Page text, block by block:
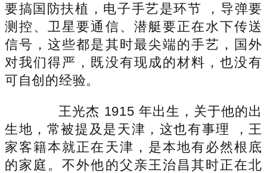
要搞国防扶植，电子手艺是环节 ，导弹要
测控、卫星要通信、潜艇要正在水下传送
信号，这些都是其时最尖端的手艺，国外
对我们得严，既没有现成的材料，也没有
可自创的经验。
王光杰 1915 年出生，关于他的出
生地，常被提及是天津，这也有事理 ，王
家客籍本就正在天津，是本地有必然根底
的家庭。不外他的父亲王治昌其时正在北